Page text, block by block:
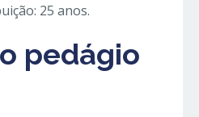
25 anos.
pedágio